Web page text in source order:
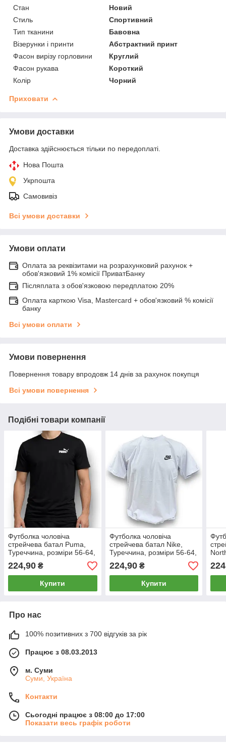
Стан
Новий
Стиль
Спортивний
Тип тканини
Бавовна
Візерунки і принти
Абстрактний принт
Фасон вирізу горловини
Круглий
Фасон рукава
Короткий
Колір
Чорний
Приховати
Умови доставки
Доставка здійснюється тільки по передоплаті.
Нова Пошта
Укрпошта
Самовивіз
Всі умови доставки
Умови оплати
Оплата за реквізитами на розрахунковий рахунок +
обов'язковий 1% комісії ПриватБанку
Післяплата з обов'язковою передплатою 20%
Оплата карткою Visa, Mastercard + обов'язковий % комісії
банку
Всі умови оплати
Умови повернення
Повернення товару впродовж 14 днів за рахунок покупця
Всі умови повернення
Подібні товари компанії
Футболка чоловіча
стрейчева батал Puma,
Туреччина, розміри 56-64,
чорна, 011683
224,90 ₴
Купити
Футболка чоловіча
стрейчева батал Nike,
Туреччина, розміри 56-64,
біла, 011896
224,90₴
Купити
Про нас
100% позитивних з 700 відгуків за рік
Працює з 08.03.2013
м. Суми
Суми, Україна
Контакти
Сьогодні працює з 08:00 до 17:00
Показати весь графік роботи